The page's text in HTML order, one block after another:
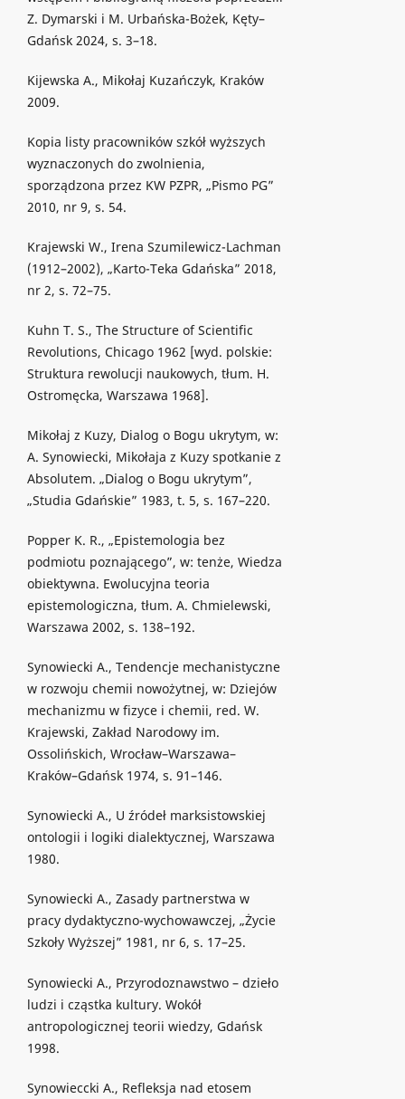
Z. Dymarski i M. Urbańska-Bożek, Kęty–
Gdańsk 2024, s. 3–18.
Kijewska A., Mikołaj Kuzańczyk, Kraków
2009.
Kopia listy pracowników szkół wyższych
wyznaczonych do zwolnienia,
sporządzona przez KW PZPR, „Pismo PG”
2010, nr 9, s. 54.
Krajewski W., Irena Szumilewicz-Lachman
(1912–2002), „Karto-Teka Gdańska” 2018,
nr 2, s. 72–75.
Kuhn T. S., The Structure of Scientific
Revolutions, Chicago 1962 [wyd. polskie:
Struktura rewolucji naukowych, tłum. H.
Ostromęcka, Warszawa 1968].
Mikołaj z Kuzy, Dialog o Bogu ukrytym, w:
A. Synowiecki, Mikołaja z Kuzy spotkanie z
Absolutem. „Dialog o Bogu ukrytym”,
„Studia Gdańskie” 1983, t. 5, s. 167–220.
Popper K. R., „Epistemologia bez
podmiotu poznającego”, w: tenże, Wiedza
obiektywna. Ewolucyjna teoria
epistemologiczna, tłum. A. Chmielewski,
Warszawa 2002, s. 138–192.
Synowiecki A., Tendencje mechanistyczne
w rozwoju chemii nowożytnej, w: Dziejów
mechanizmu w fizyce i chemii, red. W.
Krajewski, Zakład Narodowy im.
Ossolińskich, Wrocław–Warszawa–
Kraków–Gdańsk 1974, s. 91–146.
Synowiecki A., U źródeł marksistowskiej
ontologii i logiki dialektycznej, Warszawa
1980.
Synowiecki A., Zasady partnerstwa w
pracy dydaktyczno-wychowawczej, „Życie
Szkoły Wyższej” 1981, nr 6, s. 17–25.
Synowiecki A., Przyrodoznawstwo – dzieło
ludzi i cząstka kultury. Wokół
antropologicznej teorii wiedzy, Gdańsk
1998.
Synowieccki A., Refleksja nad etosem